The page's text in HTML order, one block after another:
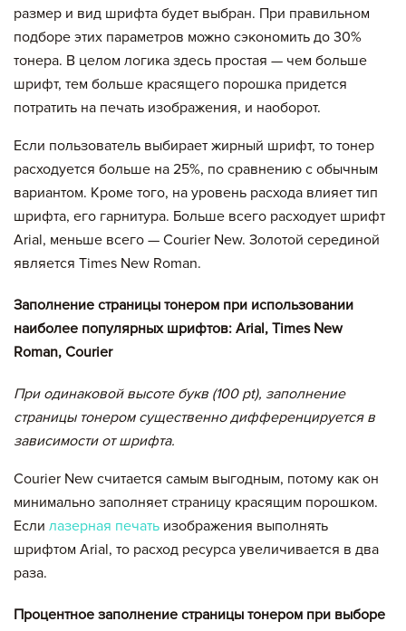
размер и вид шрифта будет выбран. При правильном
подборе этих параметров можно сэкономить до 30%
тонера. В целом логика здесь простая — чем больше
шрифт, тем больше красящего порошка придется
потратить на печать изображения, и наоборот.
Если пользователь выбирает жирный шрифт, то тонер
расходуется больше на 25%, по сравнению с обычным
вариантом. Кроме того, на уровень расхода влияет тип
шрифта, его гарнитура. Больше всего расходует шрифт
Arial, меньше всего — Courier New. Золотой серединой
является Times New Roman.
Заполнение страницы тонером при использовании
наиболее популярных шрифтов: Arial, Times New
Roman, Courier
При одинаковой высоте букв (100 pt), заполнение
страницы тонером существенно дифференцируется в
зависимости от шрифта.
Courier New считается самым выгодным, потому как он
минимально заполняет страницу красящим порошком.
Если лазерная печать изображения выполнять
шрифтом Arial, то расход ресурса увеличивается в два
раза.
Процентное заполнение страницы тонером при выборе